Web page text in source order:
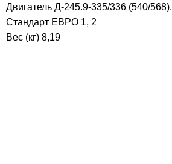
Двигатель Д-245.9-335/336 (540/
Стандарт ЕВРО 1, 2
Вес (кг) 8,19